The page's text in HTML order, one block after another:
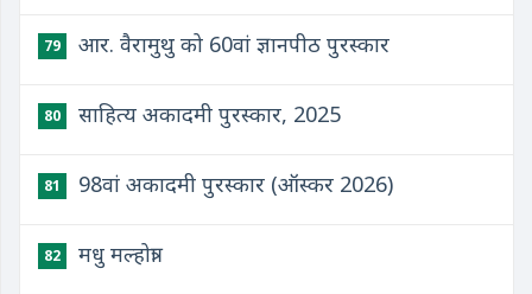
79 आर. वैरामुथु को 60वां ज्ञानपीठ पुरस्कार
80 साहित्य अकादमी पुरस्कार, 2025
81 98वां अकादमी पुरस्कार (ऑस्कर 2026)
82 मधु मल्होत्रा